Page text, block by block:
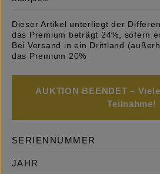
Dieser Artikel unterliegt der
das Premium beträgt 24%, sofern
Bei Versand in ein Drittland
das Premium 20%
AUKTION BEENDET –
Teilnahme!
SERIENNUMMER
JAHR